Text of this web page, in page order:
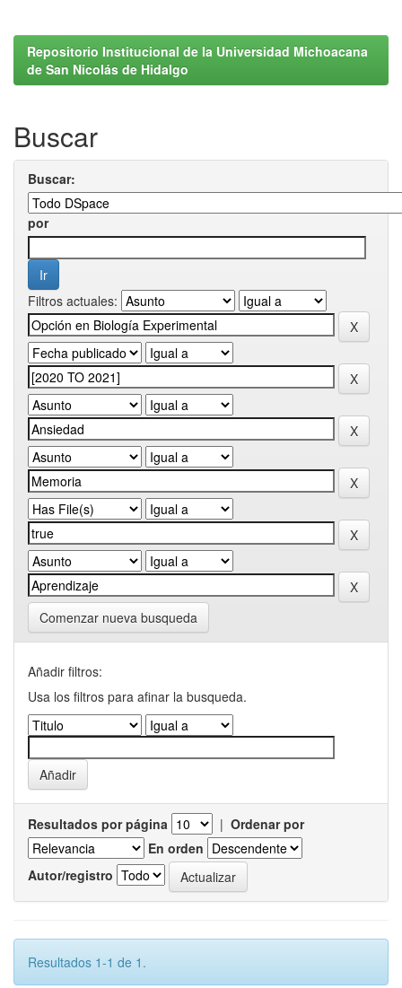
Repositorio Institucional de la Universidad Michoacana
de San Nicolás de Hidalgo
Buscar
Buscar:
por
Filtros actuales:
Comenzar nueva busqueda
Añadir filtros:
Usa los filtros para afinar la busqueda.
Resultados por página | Ordenar por
En orden
Autor/registro
Resultados 1-1 de 1.